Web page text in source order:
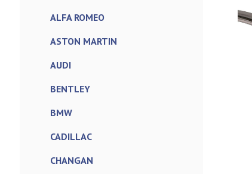
ALFA ROMEO
ASTON MARTIN
AUDI
BENTLEY
BMW
CADILLAC
CHANGAN